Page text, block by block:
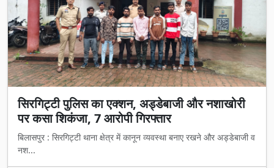
सिरगिट्टी पुलिस का एक्शन, अड्डेबाजी और नशाखोरी
पर कसा शिकंजा, 7 आरोपी गिरफ्तार
बिलासपुर : सिरगिट्टी थाना क्षेत्र में कानून व्यवस्था बनाए रखने और अड्डेबाजी व
नश...